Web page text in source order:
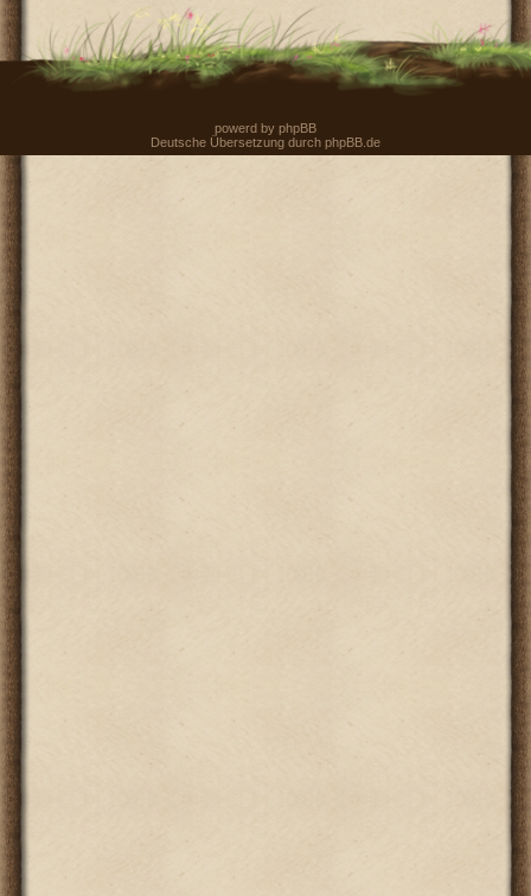
powerd by phpBB
Deutsche Übersetzung durch phpBB.de